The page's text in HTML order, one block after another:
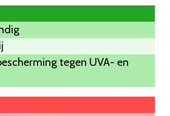
tegen UVA- en